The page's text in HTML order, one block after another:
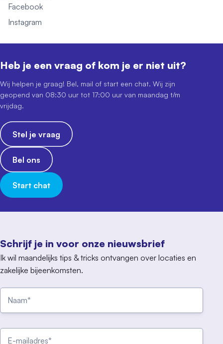
Facebook
Instagram
Schrijf je in voor onze nieuwsbrief
Ik wil maandelijks tips & tricks ontvangen over locaties en
zakelijke bijeenkomsten.
Heb je een vraag of kom je er niet uit?
Wij helpen je graag! Bel, mail of start een chat. Wij zijn
geopend van 08:30 uur tot 17:00 uur van maandag t/m
vrijdag.
Stel je vraag
Bel ons
Start chat